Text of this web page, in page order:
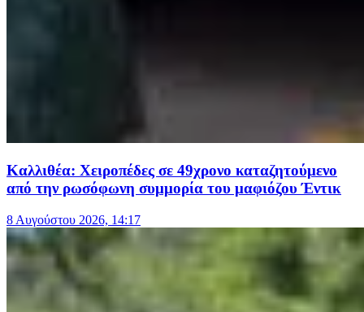
Καλλιθέα: Χειροπέδες σε 49χρονο καταζητούμενο
από την ρωσόφωνη συμμορία του μαφιόζου Έντικ
8 Αυγούστου 2026, 14:17